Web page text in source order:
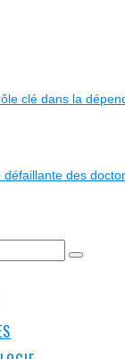
clé dans la
des